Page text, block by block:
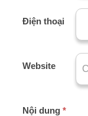
Điện thoại
Website
Nội dung *